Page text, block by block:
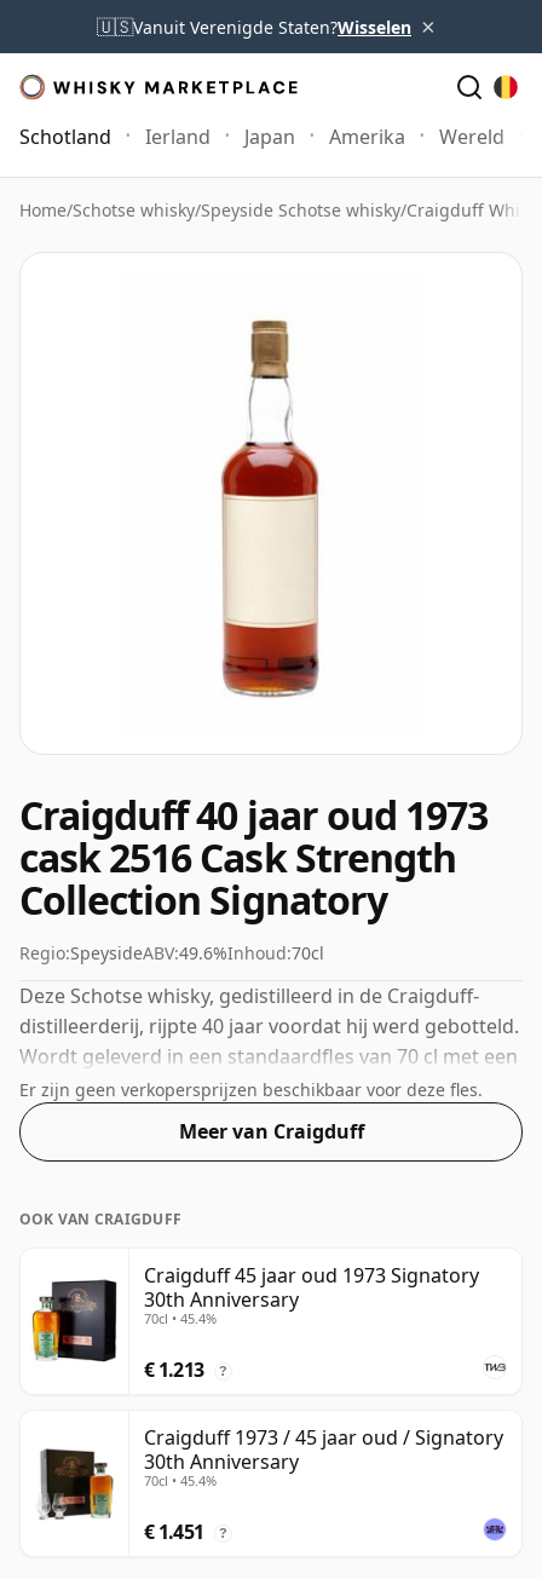
🇺🇸Vanuit Verenigde Staten?Wisselen ×
Schotland Ierland Japan Amerika Wereld
Home/Schotse whisky/Speyside Schotse whisky/Craigduff
Craigduff 40 jaar oud 1973
cask 2516 Cask Strength
Collection Signatory
Regio:SpeysideABV:49.6%Inhoud:70cl
Deze Schotse whisky, gedistilleerd in de Craigduff-
distilleerderij, rijpte 40 jaar voordat hij werd gebotteld.
Wordt geleverd in een standaardfles van 70 cl met een
afwijkende sterkte van 49,6%.
Er zijn geen verkopersprijzen beschikbaar voor deze fles.
Meer van Craigduff
OOK VAN CRAIGDUFF
Craigduff 45 jaar oud 1973 Signatory
30th Anniversary
70cl • 45.4%
€ 1.213 ?
Craigduff 1973 / 45 jaar oud / Signatory
30th Anniversary
70cl • 45.4%
€ 1.451 ?